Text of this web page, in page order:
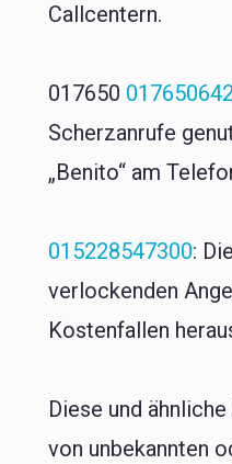
Callcentern.
017650
Scherzanrufe
„Benito“ am
015228547300:
verlockenden
Kostenfallen
Diese und
von unbekannten